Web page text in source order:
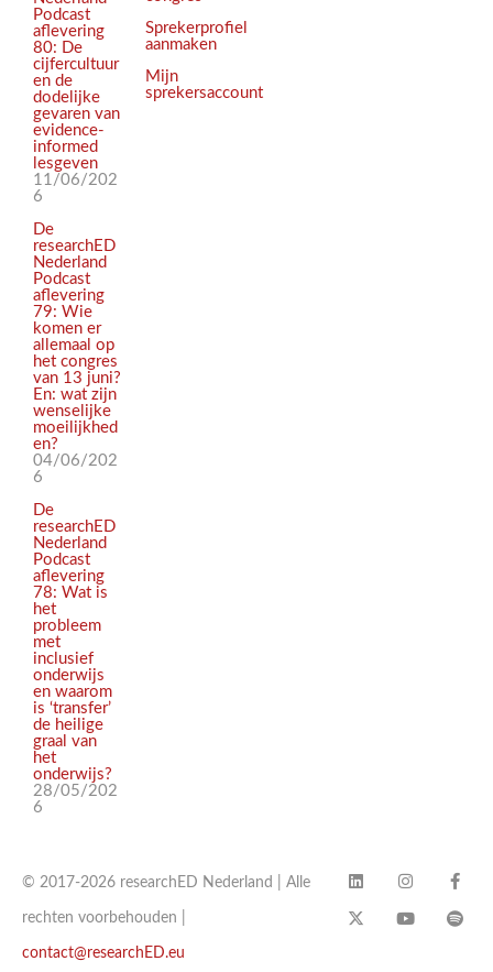
Podcast
aflevering
80: De
cijfercultuur
en de
dodelijke
gevaren van
evidence-
informed
lesgeven
11/06/202
6
De
researchED
Nederland
Podcast
aflevering
79: Wie
komen er
allemaal op
het congres
van 13 juni?
En: wat zijn
wenselijke
moeilijkhed
en?
04/06/202
6
De
researchED
Nederland
Podcast
aflevering
78: Wat is
het
probleem
met
inclusief
onderwijs
en waarom
is ‘transfer’
de heilige
graal van
het
onderwijs?
28/05/202
6
Sprekerprofiel
aanmaken
Mijn
sprekersaccount
© 2017-2026 researchED Nederland | Alle
rechten voorbehouden |
contact@researchED.eu